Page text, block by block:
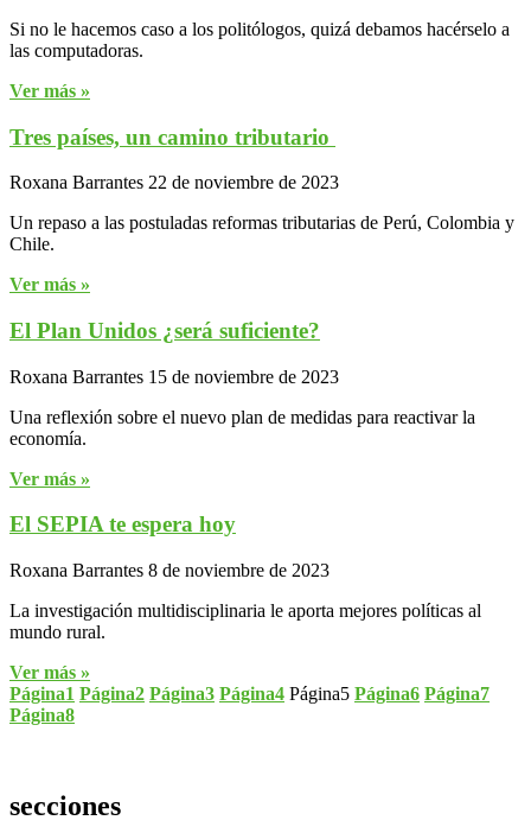
Si no le hacemos caso a los politólogos, quizá debamos hacérselo a
las computadoras.
Ver más »
Tres países, un camino tributario
Roxana Barrantes 22 de noviembre de 2023
Un repaso a las postuladas reformas tributarias de Perú, Colombia y
Chile.
Ver más »
El Plan Unidos ¿será suficiente?
Roxana Barrantes 15 de noviembre de 2023
Una reflexión sobre el nuevo plan de medidas para reactivar la
economía.
Ver más »
El SEPIA te espera hoy
Roxana Barrantes 8 de noviembre de 2023
La investigación multidisciplinaria le aporta mejores políticas al
mundo rural.
Ver más »
Página1 Página2 Página3 Página4 Página5 Página6 Página7
Página8
secciones